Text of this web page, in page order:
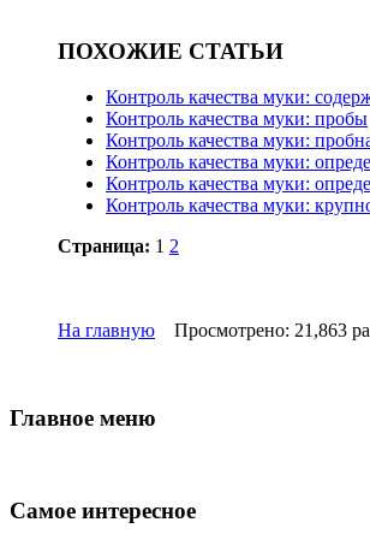
ПОХОЖИЕ СТАТЬИ
Контроль качества муки:
Контроль качества муки: пробы
Контроль качества муки:
Контроль качества муки:
Контроль качества муки:
Контроль качества муки:
Страница: 1 2
На главную Просмотрено: 21,863
Главное меню
Самое интересное